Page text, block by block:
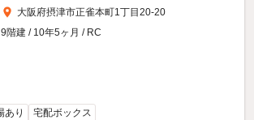
大阪府摂津市正雀本町1丁目20-20
9階建 / 10年5ヶ月 / RC
あり 宅配ボックス